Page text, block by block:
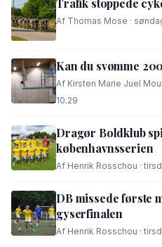
Trafik stoppede
Af Thomas Mose ·
Kan du svømme
Af Kirsten Marie Juel
10.29
Dragør Boldklub
københavnsserien
Af Henrik Rosschou ·
DB missede første
gyserfinalen
Af Henrik Rosschou ·